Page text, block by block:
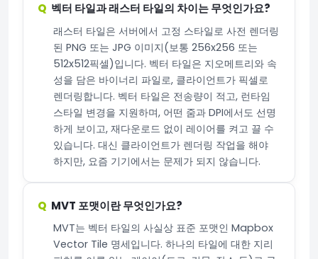
벡터 타일과 래스터 타일의 차이는 무엇인가요?
래스터 타일은 서버에서 고정 스타일로 사전 렌더링
된 PNG 또는 JPG 이미지(보통 256x256 또는
512x512픽셀)입니다. 벡터 타일은 지오메트리와 속
성을 담은 바이너리 파일로, 클라이언트가 픽셀로
렌더링합니다. 벡터 타일은 전송량이 적고, 런타임
스타일 변경을 지원하며, 어떤 줌과 DPI에서도 선명
하게 보이고, 재다운로드 없이 레이어를 켜고 끌 수
있습니다. 대신 클라이언트가 렌더링 작업을 해야
하지만, 요즘 기기에서는 문제가 되지 않습니다.
MVT 포맷이란 무엇인가요?
MVT는 벡터 타일의 사실상 표준 포맷인 Mapbox
Vector Tile 명세입니다. 하나의 타일에 대한 지리